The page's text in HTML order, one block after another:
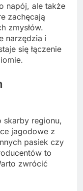
napój, ale także
zachęcają
zmysłów.
narzędzia i
się łączenie
skarby regionu,
jagodowe z
pasiek czy
to
zwrócić